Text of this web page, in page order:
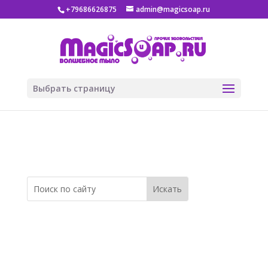
+79686626875 admin@magicsoap.ru
Выбрать страницу